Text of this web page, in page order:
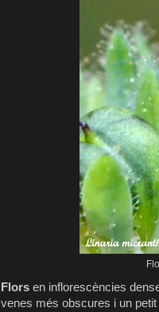
Flors en inflorescències
venes més obscures i un